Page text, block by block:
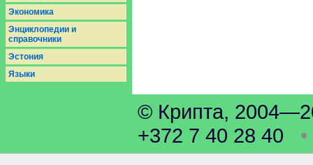
Экономика
Энциклопедии и
справочники
Эстония
Языки
© Крипта,
+372 7 40 28 40 •